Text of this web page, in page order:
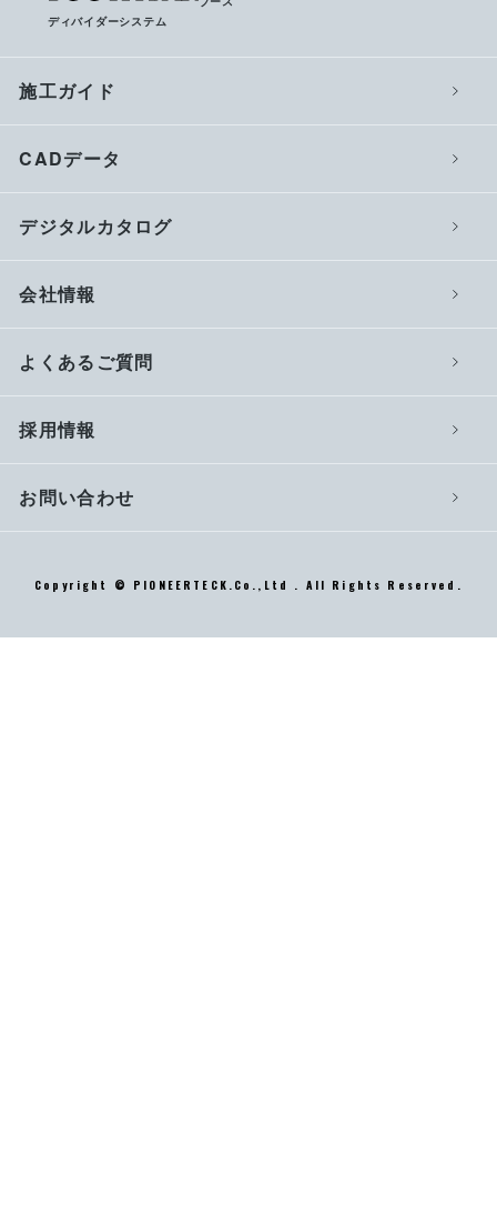
ディバイダーシステム
施工ガイド
CADデータ
デジタルカタログ
会社情報
よくあるご質問
採用情報
お問い合わせ
Copyright © PIONEERTECK.Co.,Ltd . All Rights Reserved.